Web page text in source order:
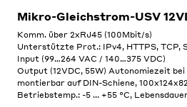
Mikro-Gleichstrom-USV
Komm. über 2xRJ45 (100Mbit/s)
Unterstützte Prot.: IPv4, HTTPS, TCP,
Input (99…264 VAC / 140…375 VDC)
Output (12VDC, 55W) Autonomiezeit bei
montierbar auf DIN-Schiene,
Betriebstemp.: -5 ... +55 °C,